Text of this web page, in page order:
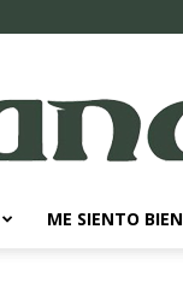
ME SIENTO BIEN